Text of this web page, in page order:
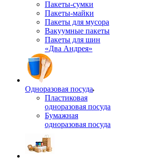
Пакеты-сумки
Пакеты-майки
Пакеты для мусора
Вакуумные пакеты
Пакеты для шин
«Два Андрея»
Одноразовая посуда
Пластиковая
одноразовая посуда
Бумажная
одноразовая посуда